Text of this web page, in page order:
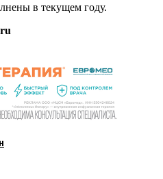
в текущем году.